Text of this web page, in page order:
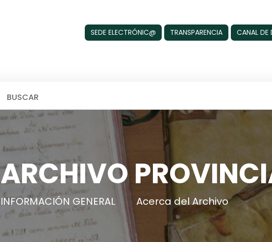
SEDE ELECTRÓNIC@ TRANSPARENCIA CANAL DE
BUSCAR
ARCHIVO
INFORMACIÓN GENERAL Acerca del Archivo